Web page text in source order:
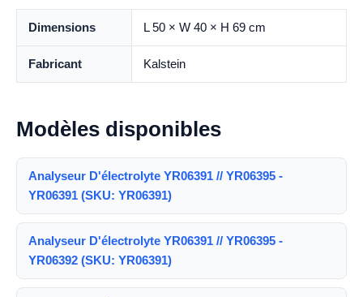
Dimensions L 50 × W 40 × H 69 cm
Fabricant Kalstein
Modèles disponibles
Analyseur D'électrolyte YR06391 // YR06395 -
YR06391 (SKU: YR06391)
Analyseur D'électrolyte YR06391 // YR06395 -
YR06392 (SKU: YR06391)